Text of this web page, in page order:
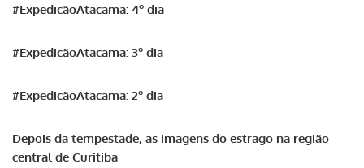
#ExpediçãoAtacama: 4º dia
#ExpediçãoAtacama: 3º dia
#ExpediçãoAtacama: 2º dia
Depois da tempestade, as imagens do estrago na região
central de Curitiba